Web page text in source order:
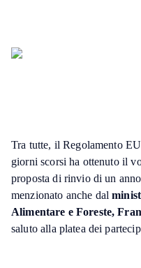
Tra tutte, il Regolamento
giorni scorsi ha ottenuto il
proposta di rinvio di un
menzionato anche dal
Alimentare e Foreste,
saluto alla platea dei